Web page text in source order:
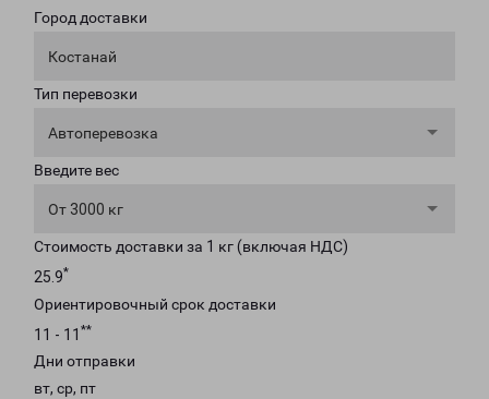
Город доставки
Костанай
Тип перевозки
Автоперевозка
Введите вес
От 3000 кг
Стоимость доставки за 1 кг (включая НДС)
25.9*
Ориентировочный срок доставки
11 - 11 **
Дни отправки
вт, ср, пт